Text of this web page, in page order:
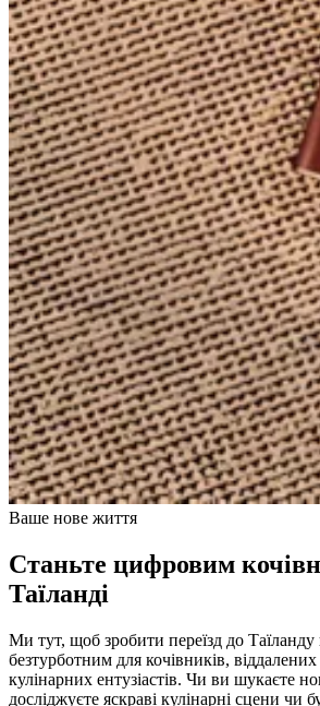
Ваше нове життя
Станьте цифровим
Таїланді
Ми тут, щоб зробити переїзд до Таїланду
безтурботним для кочівників, віддалених
кулінарних ентузіастів. Чи ви шукаєте
досліджуєте яскраві кулінарні сцени чи